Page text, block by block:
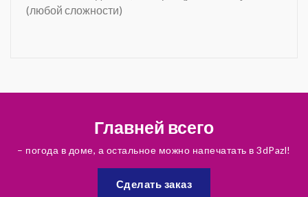
(любой сложности)
Главней всего
– погода в доме, а остальное можно напечатать в 3dPazl!
Сделать заказ